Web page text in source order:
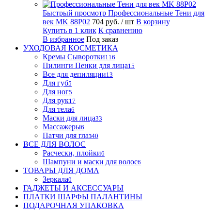
Быстрый просмотр Профессиональные Тени для
век MK 88P02 704 руб. / шт В корзину
Купить в 1 клик К сравнению
В избранное Под заказ
УХОДОВАЯ КОСМЕТИКА
Кремы Сыворотки116
Пилинги Пенки для лица15
Все для депиляции13
Для губ5
Для ног5
Для рук17
Для тела6
Маски для лица33
Массажеры6
Патчи для глаз40
ВСЕ ДЛЯ ВОЛОС
Расчески, плойки6
Шампуни и маски для волос6
ТОВАРЫ ДЛЯ ДОМА
Зеркала0
ГАДЖЕТЫ И АКСЕССУАРЫ
ПЛАТКИ ШАРФЫ ПАЛАНТИНЫ
ПОДАРОЧНАЯ УПАКОВКА